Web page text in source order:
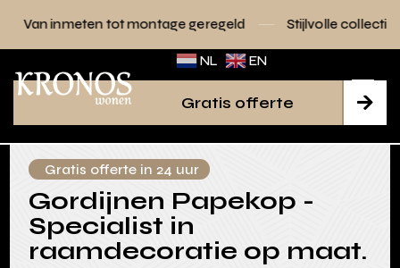
tot montage geregeld Stijlvolle collecties voor elk
NL EN

Gratis offerte
Gratis offerte in 24 uur
Gordijnen Papekop -
Specialist in
raamdecoratie op maat.